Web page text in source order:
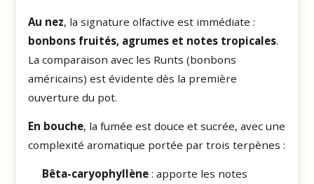
Au nez, la signature olfactive est immédiate :
bonbons fruités, agrumes et notes tropicales.
La comparaison avec les Runts (bonbons
américains) est évidente dès la première
ouverture du pot.
En bouche, la fumée est douce et sucrée, avec une
complexité aromatique portée par trois terpènes :
Bêta-caryophyllène: apporte les notes